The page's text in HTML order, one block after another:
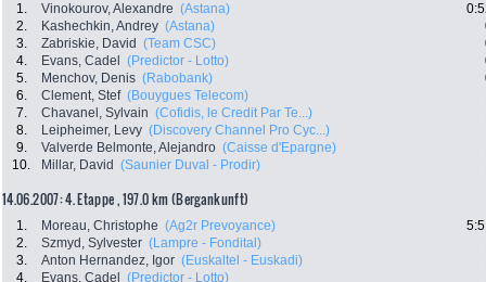
1. Vinokourov, Alexandre (Astana)
2.
Kashechkin, Andrey (Astana)
3.
Zabriskie, David (Team CSC)
4.
Evans, Cadel (Predictor - Lotto)
5.
Menchov, Denis (Rabobank)
6.
Clement, Stef (Bouygues Telecom)
7.
Chavanel, Sylvain (Cofidis, le Credit Par Te...)
8.
Leipheimer, Levy (Discovery Channel Pro Cyc...)
9.
Valverde Belmonte, Alejandro (Caisse d'Epargne)
10.
Millar, David (Saunier Duval - Prodir)
14.06.2007: 4. Etappe , 197.0 km (Bergankunft)
1. Moreau, Christophe (Ag2r Prevoyance)
2.
Szmyd, Sylvester (Lampre - Fondital)
3.
Anton Hernandez, Igor (Euskaltel - Euskadi)
4.
Evans, Cadel (Predictor - Lotto)